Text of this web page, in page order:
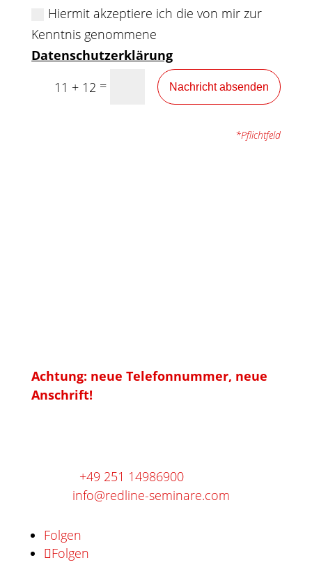
Hiermit akzeptiere ich die von mir zur
Kenntnis genommene
Datenschutzerklärung
11 + 12 = Nachricht absenden
*Pflichtfeld
Achtung: neue Telefonnummer, neue
Anschrift!
+49 251 14986900
info@redline-seminare.com
Folgen
Folgen